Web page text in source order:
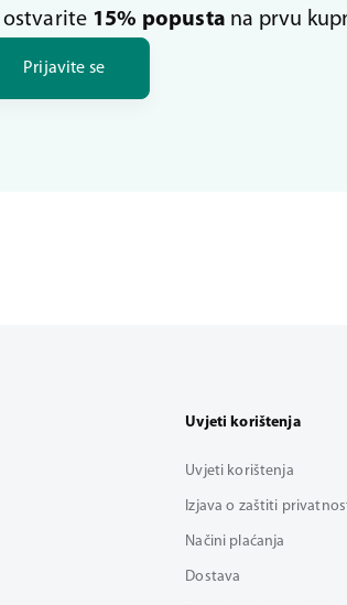
ostvarite 15% popusta na prvu
Prijavite se
Uvjeti korištenja
Uvjeti korištenja
Izjava o zaštiti
Načini plaćanja
Dostava